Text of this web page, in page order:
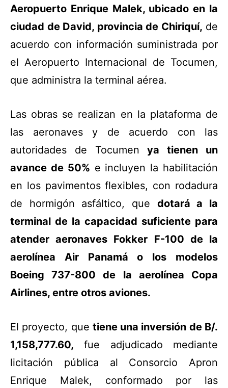
Aeropuerto Enrique Malek, ubicado en la
ciudad de David, provincia de Chiriquí, de
acuerdo con información suministrada por
el Aeropuerto Internacional de Tocumen,
que administra la terminal aérea.
Las obras se realizan en la plataforma de
las aeronaves y de acuerdo con las
autoridades de Tocumenya tienen un
avance de 50% e incluyen la habilitación
en los pavimentos flexibles, con rodadura
de hormigón asfáltico, que dotará a la
terminal de la capacidad suficiente para
atender aeronaves Fokker F-100 de la
aerolínea Air Panamá o los modelos
Boeing 737-800 de la aerolínea Copa
Airlines, entre otros aviones.
El proyecto, que tiene una inversión de B/.
1,158,777.60, fue adjudicado mediante
licitación pública al Consorcio Apron
Enrique Malek, conformado por las